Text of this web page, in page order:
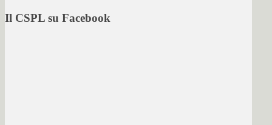
Il CSPL su Facebook